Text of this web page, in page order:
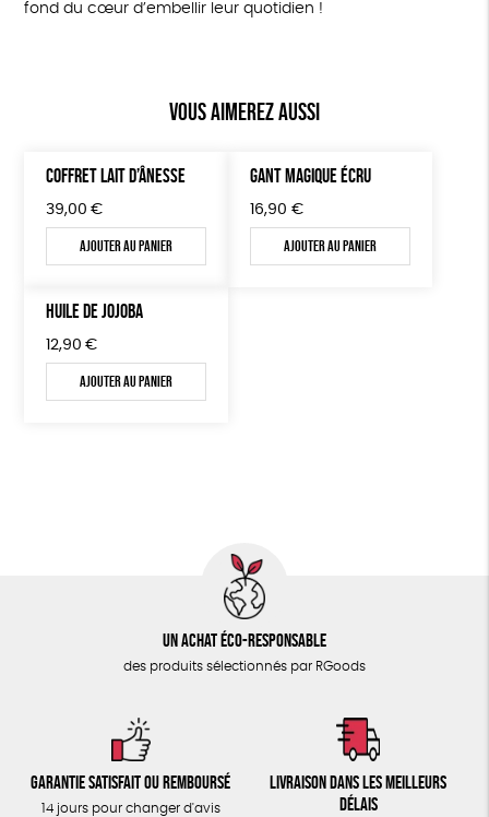
fond du cœur d’embellir leur quotidien !
Vous aimerez aussi
COFFRET LAIT D’ÂNESSE
39,00 €
Ajouter au panier
GANT MAGIQUE ÉCRU
16,90 €
Ajouter au panier
HUILE DE JOJOBA
12,90 €
Ajouter au panier
Un achat éco-responsable
des produits sélectionnés par RGoods
Garantie satisfait ou remboursé
14 jours pour changer d'avis
Livraison dans les meilleurs
délais